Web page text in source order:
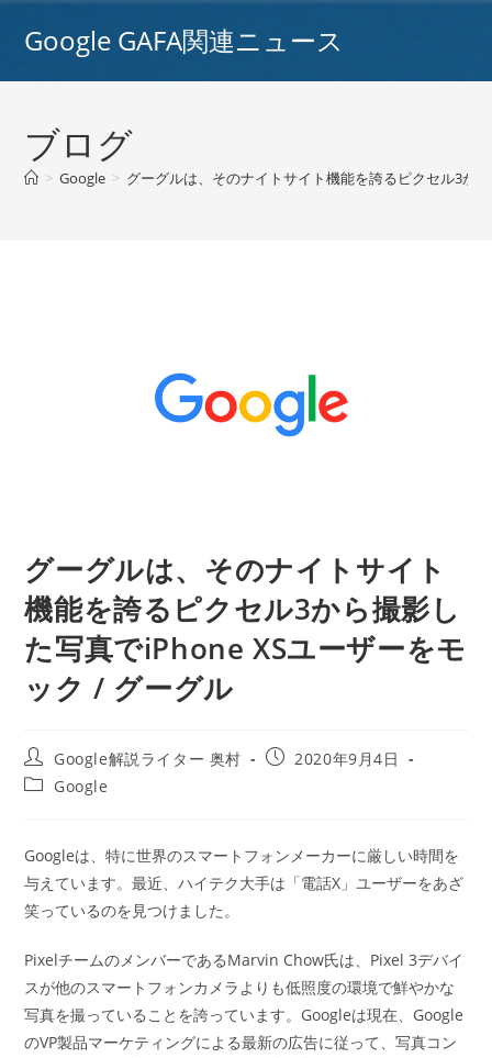
Google GAFA関連ニュース
ブログ
> Google > グーグルは、そのナイトサイト機能を誇るピクセル3か
グーグルは、そのナイトサイト
機能を誇るピクセル3から撮影し
た写真でiPhone XSユーザーをモ
ック / グーグル
投
稿
者:
Google解説ライター 奥村
投
2020年9月4日
投
テ
ゴ
リ
ー:
Google
Googleは、特に世界のスマートフォンメーカーに厳しい時間を
与えています。最近、ハイテク大手は「電話X」ユーザーをあざ
笑っているのを見つけました。
PixelチームのメンバーであるMarvin Chow氏は、Pixel 3デバイ
スが他のスマートフォンカメラよりも低照度の環境で鮮やかな
写真を撮っていることを誇っています。Googleは現在、Google
のVP製品マーケティングによる最新の広告に従って、写真コン